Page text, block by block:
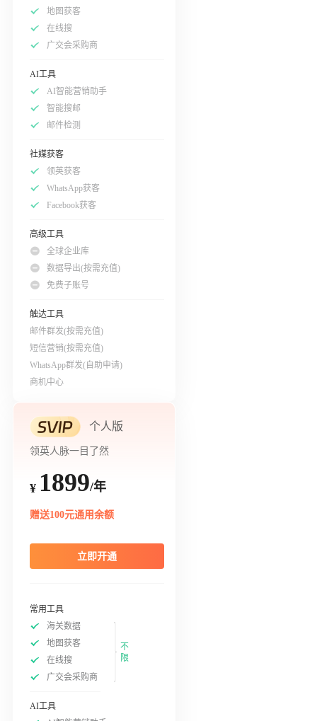
地图获客
在线搜
广交会采购商
AI工具
AI智能营销助手
智能搜邮
邮件检测
社媒获客
领英获客
WhatsApp获客
Facebook获客
高级工具
全球企业库
数据导出(按需充值)
免费子账号
触达工具
邮件群发(按需充值)
短信营销(按需充值)
WhatsApp群发(自助申请)
商机中心
个人版
领英人脉一目了然
¥ 1899/年
赠送100元通用余额
立即开通
常用工具
海关数据
地图获客
在线搜
广交会采购商
不
限
AI工具